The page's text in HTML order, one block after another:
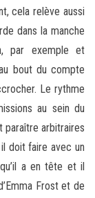
cela relève aussi
dans la manche
par exemple et
bout du compte
Le rythme
au sein du
paraître arbitraires
doit faire avec un
a en tête et il
Frost et de